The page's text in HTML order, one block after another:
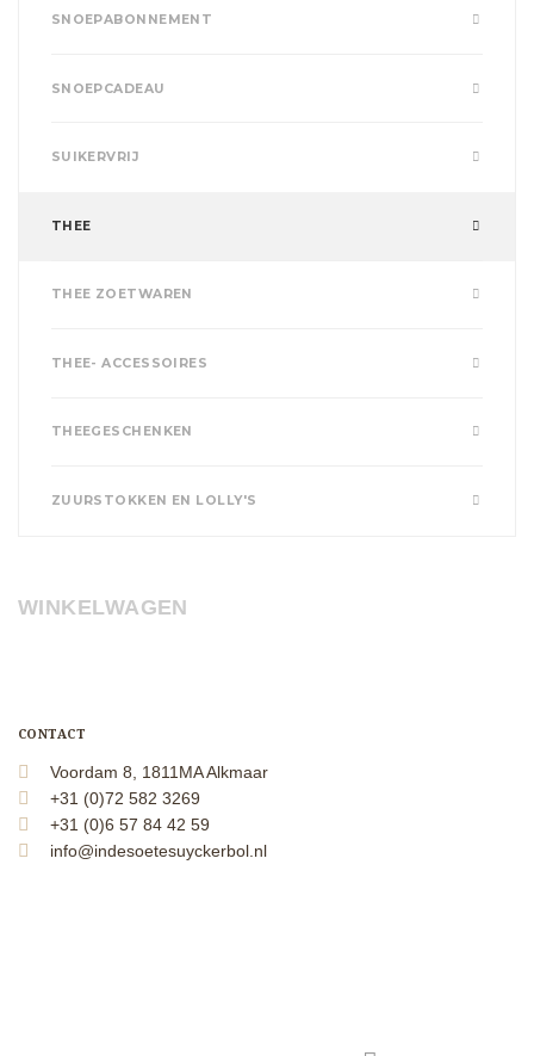
SNOEPABONNEMENT
SNOEPCADEAU
SUIKERVRIJ
THEE
THEE ZOETWAREN
THEE- ACCESSOIRES
THEEGESCHENKEN
ZUURSTOKKEN EN LOLLY'S
WINKELWAGEN
CONTACT
Voordam 8, 1811MA Alkmaar
+31 (0)72 582 3269
+31 (0)6 57 84 42 59
info@indesoetesuyckerbol.nl